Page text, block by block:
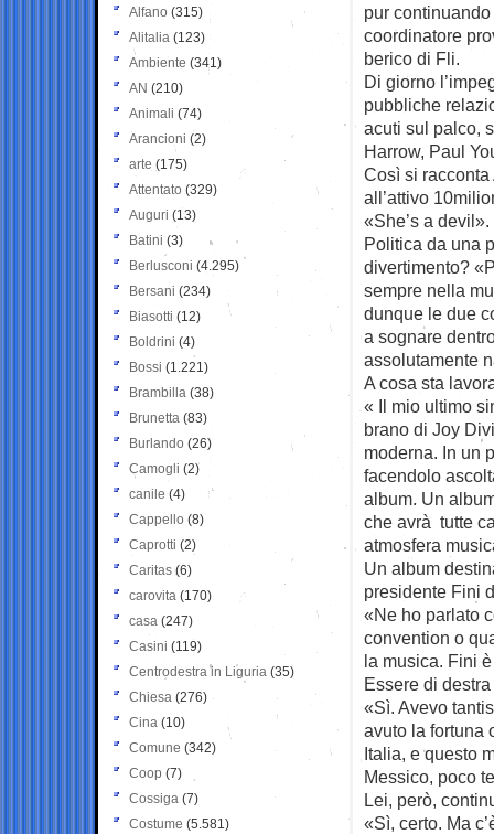
pur
coordinatore
berico di Fli.
Di giorno
pubbliche
acuti sul palco,
Harrow, Paul
Così si
all’attivo
«She’s a devil».
Politica da una
divertimento?
sempre nella
dunque le due
a sognare
assolutamente
A cosa sta
« Il mio ultimo
brano di Joy
moderna. In un
facendolo
album. Un
che avrà tutte
atmosfera
Un album
presidente Fini
«Ne ho parlato
convention o
la musica. Fini
Essere di
«Sì. Avevo
avuto la fortuna
Italia, e questo
Messico, poco
Lei, però,
«Sì, certo. Ma
Alfano (315)
Alitalia (123)
Ambiente (341)
AN (210)
Animali (74)
Arancioni (2)
arte (175)
Attentato (329)
Auguri (13)
Batini (3)
Berlusconi (4.295)
Bersani (234)
Biasotti (12)
Boldrini (4)
Bossi (1.221)
Brambilla (38)
Brunetta (83)
Burlando (26)
Camogli (2)
canile (4)
Cappello (8)
Caprotti (2)
Caritas (6)
carovita (170)
casa (247)
Casini (119)
Centrodestra in Liguria (35)
Chiesa (276)
Cina (10)
Comune (342)
Coop (7)
Cossiga (7)
Costume (5.581)